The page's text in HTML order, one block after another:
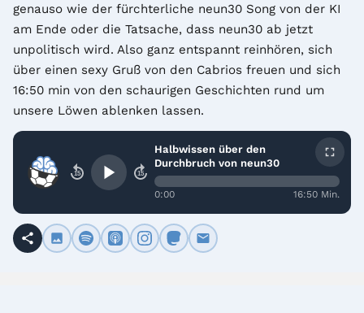
genauso wie der fürchterliche neun30 Song von der KI
am Ende oder die Tatsache, dass neun30 ab jetzt
unpolitisch wird. Also ganz entspannt reinhören, sich
über einen sexy Gruß von den Cabrios freuen und sich
16:50 min von den schaurigen Geschichten rund um
unsere Löwen ablenken lassen.
15 15
Halbwissen über den
Durchbruch von neun30
0:00 16:50 Min.